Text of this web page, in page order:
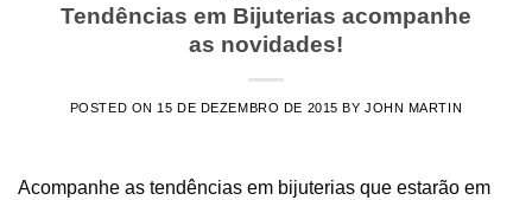
Tendências em Bijuterias acompanhe
as novidades!
POSTED ON 15 DE DEZEMBRO DE 2015 BY JOHN MARTIN
Acompanhe as tendências em bijuterias que estarão em